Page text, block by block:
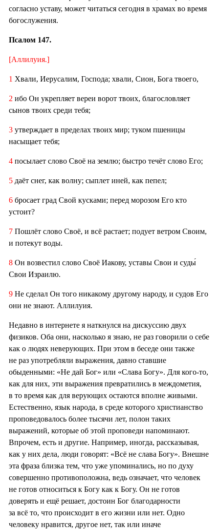
согласно уставу, может читаться сегодня в храмах во время
богослужения.
Псалом 147.
[Аллилуия.]
1 Хвали, Иерусалим, Господа; хвали, Сион, Бога твоего,
2 ибо Он укрепляет вереи ворот твоих, благословляет
сынов твоих среди тебя;
3 утверждает в пределах твоих мир; туком пшеницы
насыщает тебя;
4 посылает слово Своё на землю; быстро течёт слово Его;
5 даёт снег, как волну; сыплет иней, как пепел;
6 бросает град Свой кусками; перед морозом Его кто
устоит?
7 Пошлёт слово Своё, и всё растает; подует ветром Своим,
и потекут воды.
8 Он возвестил слово Своё Иакову, уставы Свои и суды́
Свои Израилю.
9 Не сделал Он того никакому другому народу, и судов Его
они не знают. Аллилуия.
Недавно в интернете я наткнулся на дискуссию двух
физиков. Оба они, насколько я знаю, не раз говорили о себе
как о людях неверующих. При этом в беседе они также
не раз употребляли выражения, давно ставшие
обыденными: «Не дай Бог» или «Слава Богу». Для кого-то,
как для них, эти выражения превратились в междометия,
в то время как для верующих остаются вполне живыми.
Естественно, язык народа, в среде которого христианство
проповедовалось более тысячи лет, полон таких
выражений, которые об этой проповеди напоминают.
Впрочем, есть и другие. Например, иногда, рассказывая,
как у них дела, люди говорят: «Всё не слава Богу». Внешне
эта фраза близка тем, что уже упоминались, но по духу
совершенно противоположна, ведь означает, что человек
не готов относиться к Богу как к Богу. Он не готов
доверять и ещё решает, достоин Бог благодарности
за всё то, что происходит в его жизни или нет. Одно
человеку нравится, другое нет, так или иначе